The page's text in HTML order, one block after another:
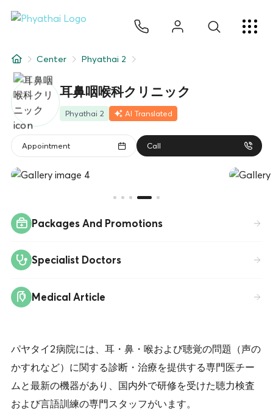
記事
について
Hospital Locations
Center Phyathai 2
耳鼻咽喉科クリニック
Phyathai 2 AI Translated
Appointment Call
Packages And Promotions
Specialist Doctors
Medical Article
パヤタイ2病院には、耳・鼻・喉および聴覚の問題（声の
かすれなど）に関する診断・治療を提供する専門医チー
ムと最新の機器があり、国内外で研修を受けた聴力検査
および言語訓練の専門スタッフがいます。